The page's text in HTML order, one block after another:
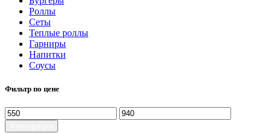
Роллы
Сеты
Теплые роллы
Гарниры
Напитки
Соусы
Фильтр по цене
Минимальная
цена
Максимальная
цена